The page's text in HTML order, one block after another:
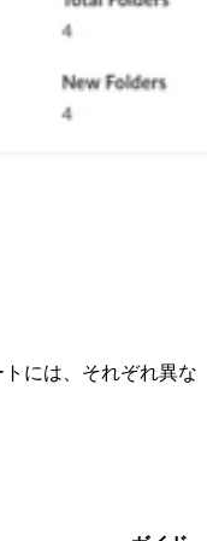
には、それぞれ異な